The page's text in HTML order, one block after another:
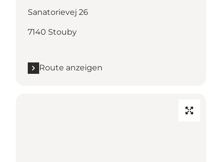
Sanatorievej 26
7140 Stouby
Route anzeigen